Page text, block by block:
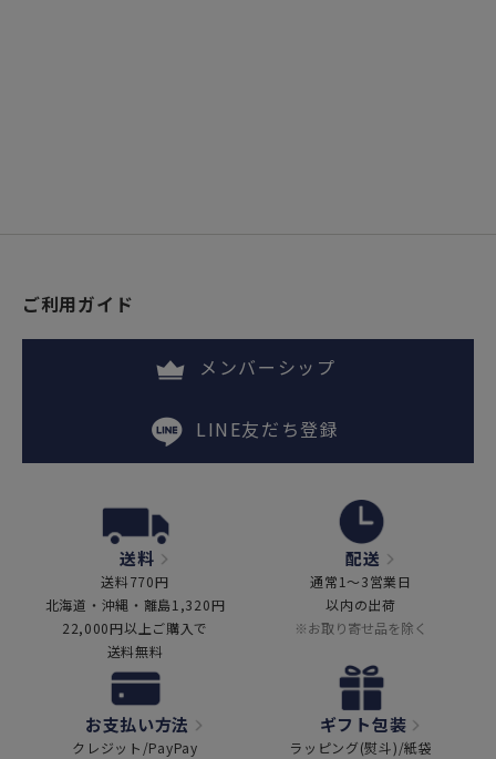
ご利用ガイド
メンバーシップ
LINE友だち登録
送料
送料770円
北海道・沖縄・離島1,320円
22,000円以上ご購入で
送料無料
配送
通常1～3営業日
以内の出荷
※お取り寄せ品を除く
お支払い方法
クレジット/PayPay
ギフト包装
ラッピング(熨斗)/紙袋